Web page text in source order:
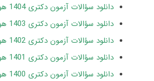
دانلود سؤالات آزمون دکتری 1404 هواشناسی
دانلود سؤالات آزمون دکتری 1403 هواشناسی
دانلود سؤالات آزمون دکتری 1402 هواشناسی
دانلود سؤالات آزمون دکتری 1401
دانلود سؤالات آزمون دکتری 1400 هواشناسی